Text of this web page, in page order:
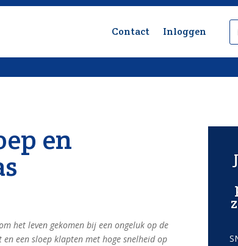
Contact Inloggen
en
het leven gekomen bij een ongeluk op de
en een sloep klapten met hoge snelheid op